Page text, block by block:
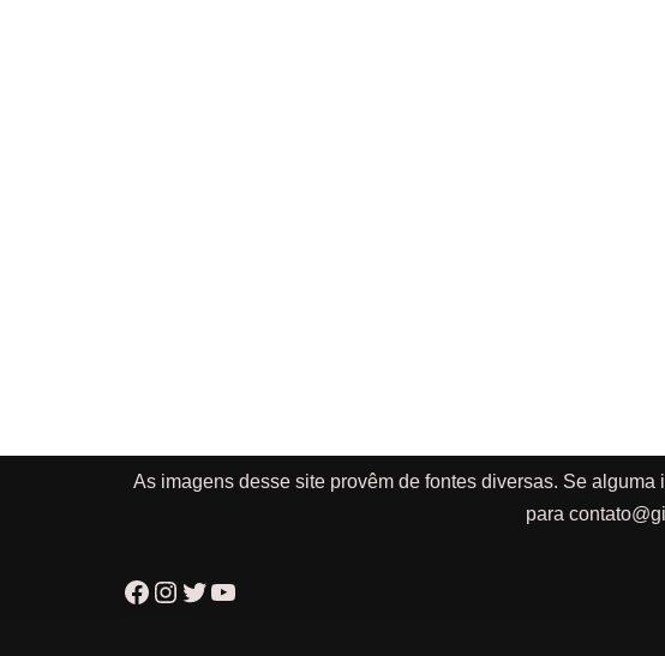
As imagens desse site provêm de fontes diversas. Se
para